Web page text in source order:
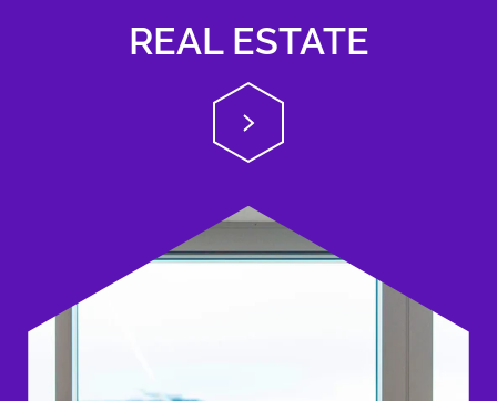
REAL ESTATE